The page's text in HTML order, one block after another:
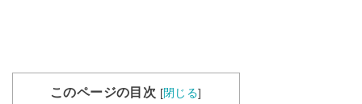
このページの目次 [閉じる]